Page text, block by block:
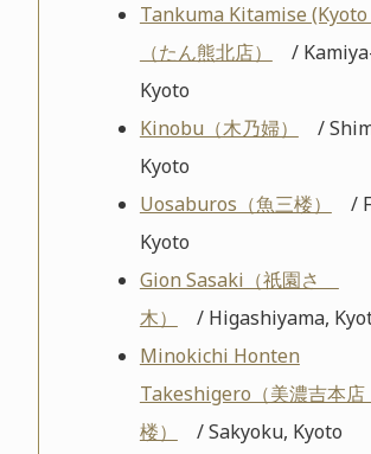
Tankuma Kitamise
（たん熊北店）
/
Kyoto
Kinobu（木乃婦）
/
Kyoto
Uosaburos（魚三楼）
/
Kyoto
Gion Sasaki（祇園さゝ
木）
/ Higashiyama,
Minokichi Honten
Takeshigero（美濃吉本
楼）
/ Sakyoku, Kyoto